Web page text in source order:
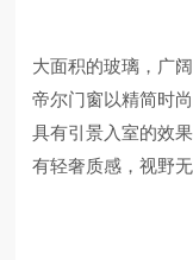
大面积的玻璃，广
帝尔门窗以精简时
具有引景入室的效
有轻奢质感，视野